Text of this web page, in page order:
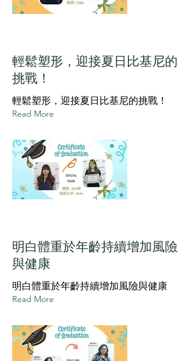
輕鬆塑形，迎接夏日比基尼的
挑戰！
輕鬆塑形，迎接夏日比基尼的挑戰！
Read More
明白體重於年齡持續增加風險
與健康
明白體重於年齡持續增加風險與健康
Read More